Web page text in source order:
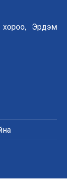
хороо, Эрдэм